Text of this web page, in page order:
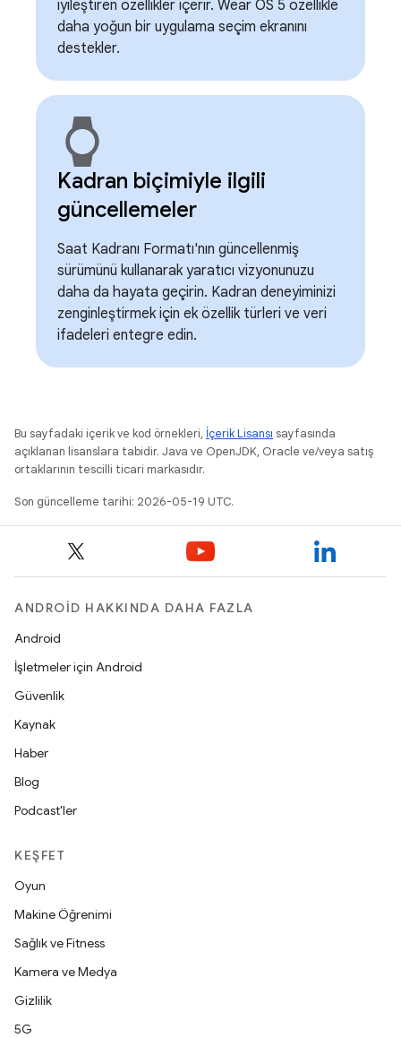
iyileştiren özellikler içerir. Wear OS 5 özellikle
daha yoğun bir uygulama seçim ekranını
destekler.
watch
Kadran biçimiyle ilgili
güncellemeler
Saat Kadranı Formatı'nın güncellenmiş
sürümünü kullanarak yaratıcı vizyonunuzu
daha da hayata geçirin. Kadran deneyiminizi
zenginleştirmek için ek özellik türleri ve veri
ifadeleri entegre edin.
Bu sayfadaki içerik ve kod örnekleri, İçerik Lisansı sayfasında
açıklanan lisanslara tabidir. Java ve OpenJDK, Oracle ve/veya satış
ortaklarının tescilli ticari markasıdır.
Son güncelleme tarihi: 2026-05-19 UTC.
ANDROID HAKKINDA DAHA FAZLA
Android
İşletmeler için Android
Güvenlik
Kaynak
Haber
Blog
Podcast'ler
KEŞFET
Oyun
Makine Öğrenimi
Sağlık ve Fitness
Kamera ve Medya
Gizlilik
5G